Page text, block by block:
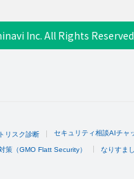
Inc. All Rights